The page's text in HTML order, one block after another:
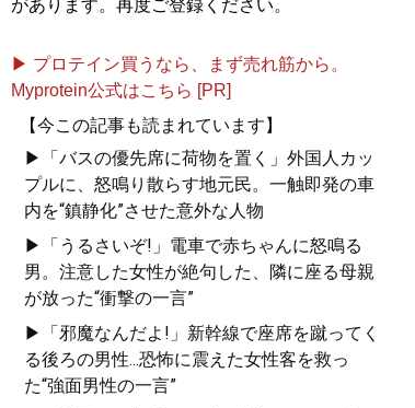
があります。再度ご登録ください。
▶ プロテイン買うなら、まず売れ筋から。
Myprotein公式はこちら [PR]
【今この記事も読まれています】
▶「バスの優先席に荷物を置く」外国人カッ
プルに、怒鳴り散らす地元民。一触即発の車
内を“鎮静化”させた意外な人物
▶「うるさいぞ!」電車で赤ちゃんに怒鳴る
男。注意した女性が絶句した、隣に座る母親
が放った“衝撃の一言”
▶「邪魔なんだよ!」新幹線で座席を蹴ってく
る後ろの男性...恐怖に震えた女性客を救っ
た“強面男性の一言”